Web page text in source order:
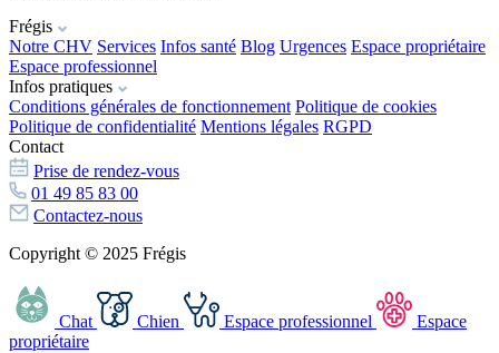
Frégis
Notre CHV Services Infos santé Blog Urgences Espace propriétaire
Espace professionnel
Infos pratiques
Conditions générales de fonctionnement Politique de cookies
Politique de confidentialité Mentions légales RGPD
Contact
Prise de rendez-vous
01 49 85 83 00
Contactez-nous
Copyright © 2025 Frégis
Chat Chien Espace professionnel
Espace
propriétaire